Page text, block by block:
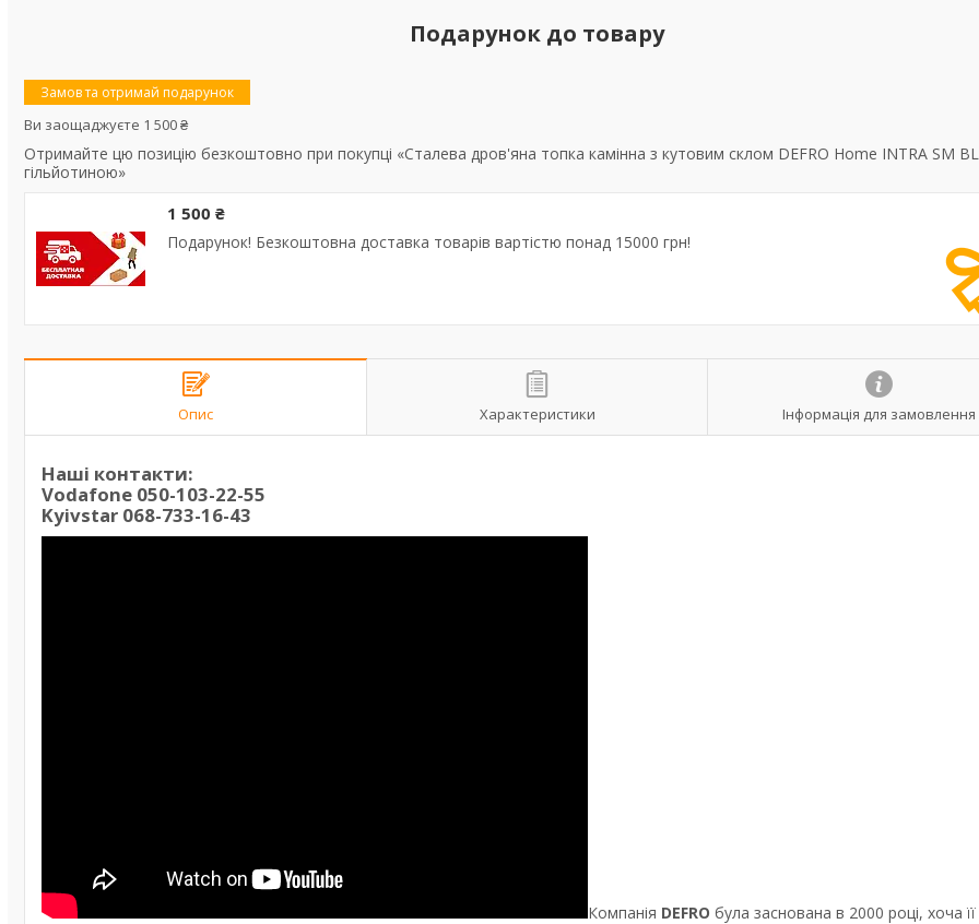
Подарунок до товару
Замов та отримай подарунок
Ви заощаджуєте 1 500 ₴
Отримайте цю позицію безкоштовно при покупці «Сталева дров'яна топка камінна з кутовим склом DEFRO Home INTRA SM
гільйотиною»
1 500 ₴
Подарунок! Безкоштовна доставка товарів вартістю понад 15000 грн!
Опис Характеристики Інформація для замовлення
Наші контакти:
Vodafone 050-103-22-55
Kyivstar 068-733-16-43
Компанія DEFRO була заснована в 2000 році, хоча її